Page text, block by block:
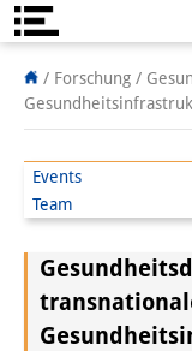
Über uns
Institut
Team
/ Forschung /
Events
Team